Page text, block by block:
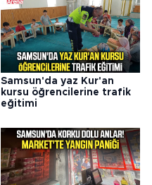
Samsun'da yaz Kur'an
kursu öğrencilerine trafik
eğitimi